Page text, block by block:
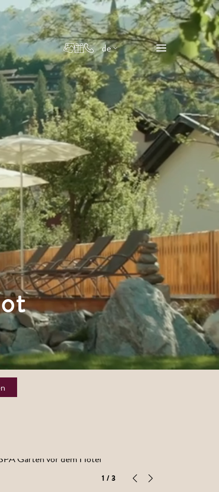
de
en
it
1 / 3